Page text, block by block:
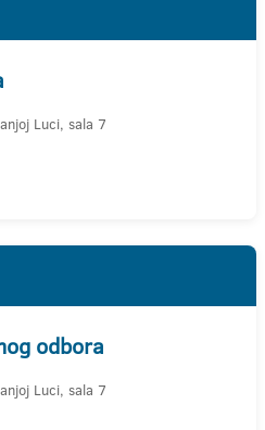
Luci, sala 7
odbora
Luci, sala 7